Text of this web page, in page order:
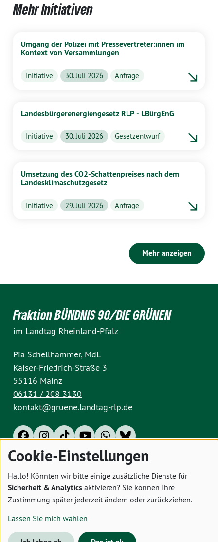
Mehr Initiativen
Umgang der Polizei mit Pressevertreter:innen im
Kontext von Versammlungen
Initiative 30. Juli 2026 Anfrage
Landesbürgerenergiengesetz RLP - LBürgEnG
Initiative 30. Juli 2026 Gesetzentwurf
Umsetzung des CO2-Schattenpreises nach dem
Landesklimaschutzgesetz
Initiative 29. Juli 2026 Anfrage
Mehr anzeigen
Fraktion BÜNDNIS 90/DIE GRÜNEN
im Landtag Rheinland-Pfalz
Pia Schellhammer, MdL
Kaiser-Friedrich-Straße 3
55116 Mainz
06131 / 208 3130
kontakt@gruene.landtag-rlp.de
Impressum Datenschutz Cookies
Cookie-Einstellungen
Hallo! Könnten wir bitte einige zusätzliche Dienste für
Sicherheit & Analytics aktivieren? Sie können Ihre
Zustimmung später jederzeit ändern oder zurückziehen.
Lassen Sie mich wählen